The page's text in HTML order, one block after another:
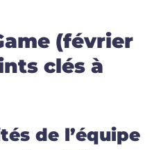
(février
clés à
de l’équipe